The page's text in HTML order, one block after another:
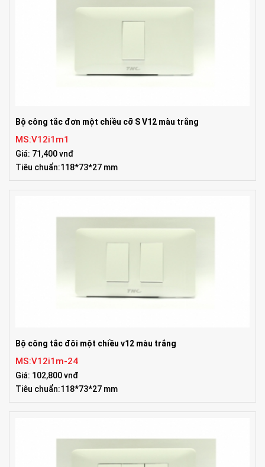
Bộ công tắc đơn một chiều cỡ S V12 màu trắng
MS:V12i1m1
Giá: 71,400 vnđ
Tiêu chuẩn:118*73*27 mm
Bộ công tắc đôi một chiều v12 màu trắng
MS:V12i1m-24
Giá: 102,800 vnđ
Tiêu chuẩn:118*73*27 mm